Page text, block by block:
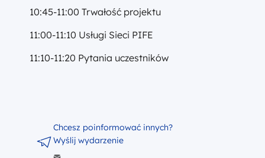
10:45-11:00 Trwałość projektu
11:00-11:10 Usługi Sieci PIFE
11:10-11:20 Pytania uczestników
Chcesz poinformować innych?
Wyślij wydarzenie